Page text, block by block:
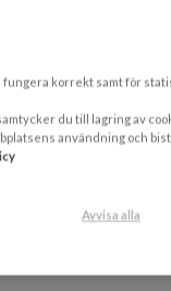
korrekt samt för
du till lagring av
användning och
Avvisa alla